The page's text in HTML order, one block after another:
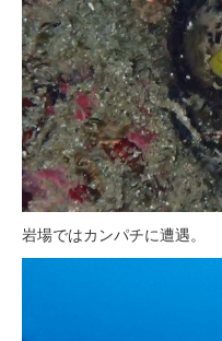
岩場ではカンパチに遭遇。